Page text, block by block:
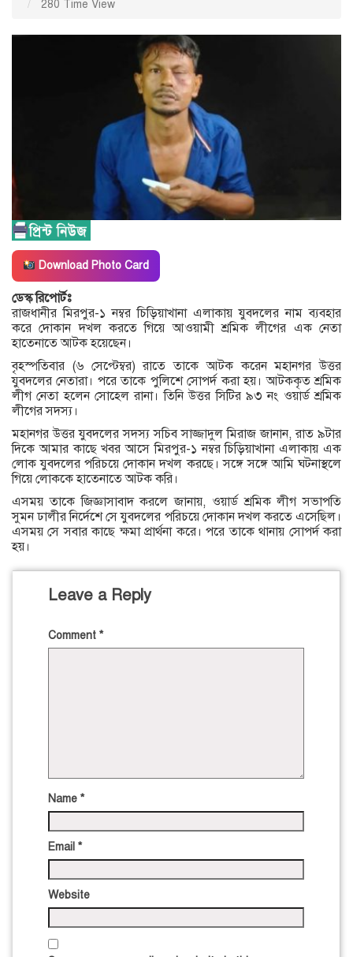
280 Time View
Download Photo Card
ডেস্ক রিপোর্টঃ
রাজধানীর মিরপুর-১ নম্বর চিড়িয়াখানা এলাকায় যুবদলের নাম ব্যবহার
করে দোকান দখল করতে গিয়ে আওয়ামী শ্রমিক লীগের এক নেতা
হাতেনাতে আটক হয়েছেন।
বৃহস্পতিবার (৬ সেপ্টেম্বর) রাতে তাকে আটক করেন মহানগর উত্তর
যুবদলের নেতারা। পরে তাকে পুলিশে সোপর্দ করা হয়। আটককৃত শ্রমিক
লীগ নেতা হলেন সোহেল রানা। তিনি উত্তর সিটির ৯৩ নং ওয়ার্ড শ্রমিক
লীগের সদস্য।
মহানগর উত্তর যুবদলের সদস্য সচিব সাজ্জাদুল মিরাজ জানান, রাত ৯টার
দিকে আমার কাছে খবর আসে মিরপুর-১ নম্বর চিড়িয়াখানা এলাকায় এক
লোক যুবদলের পরিচয়ে দোকান দখল করছে। সঙ্গে সঙ্গে আমি ঘটনাস্থলে
গিয়ে লোককে হাতেনাতে আটক করি।
এসময় তাকে জিজ্ঞাসাবাদ করলে জানায়, ওয়ার্ড শ্রমিক লীগ সভাপতি
সুমন ঢালীর নির্দেশে সে যুবদলের পরিচয়ে দোকান দখল করতে এসেছিল।
এসময় সে সবার কাছে ক্ষমা প্রার্থনা করে। পরে তাকে থানায় সোপর্দ করা
হয়।
Leave a Reply
Comment *
Name *
Email *
Website